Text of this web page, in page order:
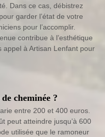
Dans ce cas, débistrez
garder l’état de votre
pour l’accomplir.
contribue à l’esthétique
appel à Artisan Lenfant pour
cheminée ?
entre 200 et 400 euros.
peut atteindre jusqu’à 600
utilisée que le ramoneur